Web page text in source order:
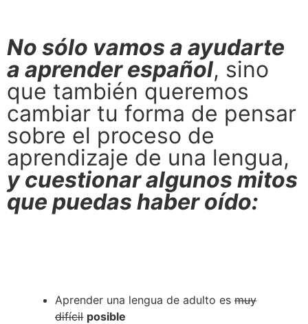
No sólo vamos a ayudarte
a aprender español, sino
que también queremos
cambiar tu forma de pensar
sobre el proceso de
aprendizaje de una lengua,
y cuestionar algunos mitos
que puedas haber oído:
Aprender una lengua de adulto es muy
difícil posible